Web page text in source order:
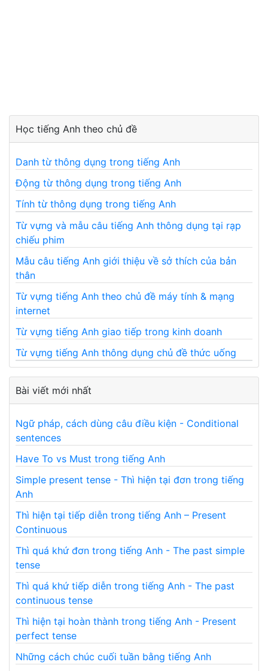
Học tiếng Anh theo chủ đề
Danh từ thông dụng trong tiếng Anh
Động từ thông dụng trong tiếng Anh
Tính từ thông dụng trong tiếng Anh
Từ vựng và mẫu câu tiếng Anh thông dụng tại rạp
chiếu phim
Mẫu câu tiếng Anh giới thiệu về sở thích của bản
thân
Từ vựng tiếng Anh theo chủ đề máy tính & mạng
internet
Từ vựng tiếng Anh giao tiếp trong kinh doanh
Từ vựng tiếng Anh thông dụng chủ đề thức uống
Bài viết mới nhất
Ngữ pháp, cách dùng câu điều kiện - Conditional
sentences
Have To vs Must trong tiếng Anh
Simple present tense - Thì hiện tại đơn trong tiếng
Anh
Thì hiện tại tiếp diễn trong tiếng Anh – Present
Continuous
Thì quá khứ đơn trong tiếng Anh - The past simple
tense
Thì quá khứ tiếp diễn trong tiếng Anh - The past
continuous tense
Thì hiện tại hoàn thành trong tiếng Anh - Present
perfect tense
Những cách chúc cuối tuần bằng tiếng Anh